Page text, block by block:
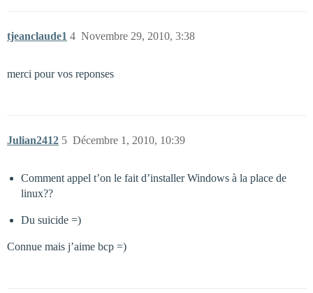
tjeanclaude1 Novembre 29, 2010, 3:38
4
merci pour vos reponses
Julian2412 Décembre 1, 2010, 10:39
5
Comment appel t’on le fait d’installer Windows à la place de
linux??
Du suicide =)
Connue mais j’aime bcp =)